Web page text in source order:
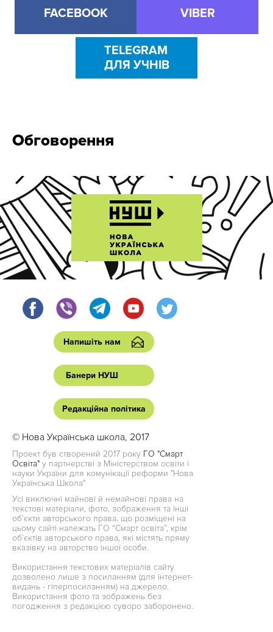
FACEBOOK VIBER
TELEGRAM
ДЛЯ УЧНІВ
Обговорення
Напишіть нам
Банери НУШ
Редакційна політика
© Нова Українська школа, 2017
Проект був створений 2017 року ГО "Смарт
Освіта" у партнерстві з Міністерством освіти і
науки України для комунікації реформи "Нова
Українська Школа"
Усі виключні майнові й немайнові права на
текстові матеріали, фото, зображення та інші
об’єкти авторського права, що розміщені на
цьому сайті належать ГО “Смарт освіта”, крім
об’єктів авторського права, які містять пряму
вказівку на авторство іншої особи.
Використання текстових матеріалів сайту
дозволено лише з посиланням (для інтернет-
видань - гіперпосиланням) на джерело.
Використання фото та зображень без
погодження з редакцією суворо заборонено.